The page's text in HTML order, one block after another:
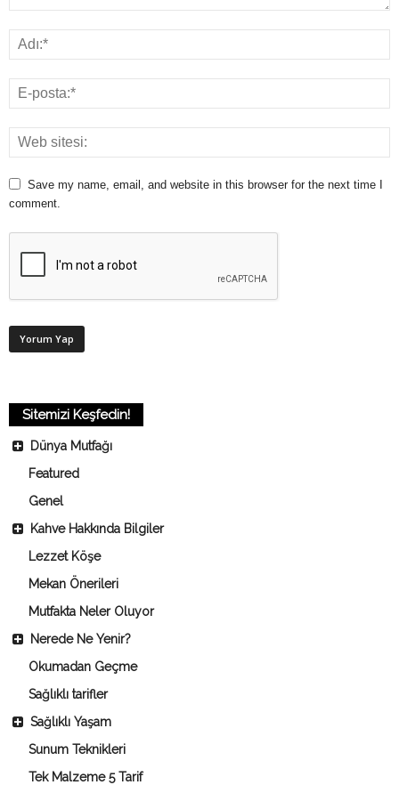
Save my name, email, and website in this browser for the next time I
comment.
Sitemizi Keşfedin!
Dünya Mutfağı
Featured
Genel
Kahve Hakkında Bilgiler
Lezzet Köşe
Mekan Önerileri
Mutfakta Neler Oluyor
Nerede Ne Yenir?
Okumadan Geçme
Sağlıklı tarifler
Sağlıklı Yaşam
Sunum Teknikleri
Tek Malzeme 5 Tarif